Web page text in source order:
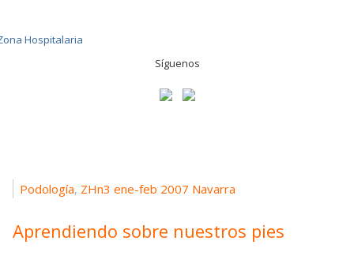
Síguenos
Podología, ZHn3 ene-feb 2007 Navarra
Aprendiendo sobre nuestros pies